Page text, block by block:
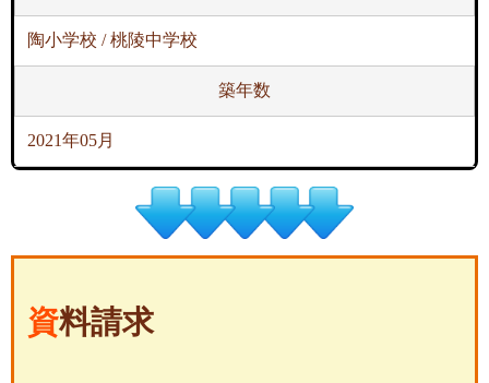
陶小学校 / 桃陵中学校
築年数
2021年05月
資料請求